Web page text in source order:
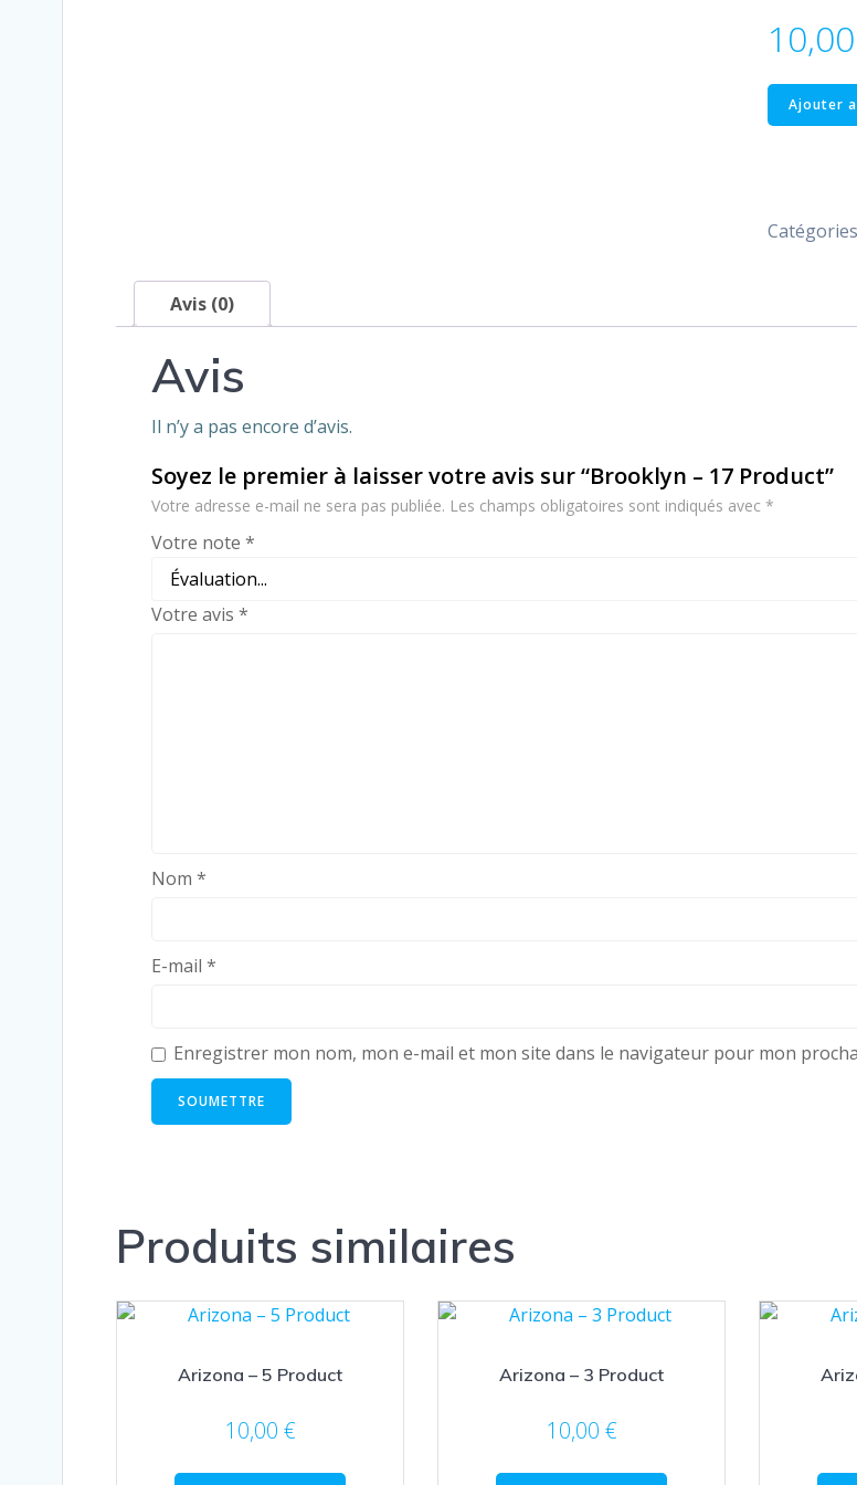
10,00
quantité
de
Product
Ajouter
Avis (0)
Avis
Il n’y a pas encore d’avis.
Soyez le premier à laisser votre avis sur “Brooklyn – 17 Product”
Votre adresse e-mail ne sera pas publiée. Les champs obligatoires sont indiqués avec *
Votre note *
Votre avis *
Nom *
E-mail *
Enregistrer mon nom, mon e-mail et mon site dans le navigateur pour mon
Produits similaires
Arizona – 5 Product
10,00 €
Arizona – 3 Product
10,00 €